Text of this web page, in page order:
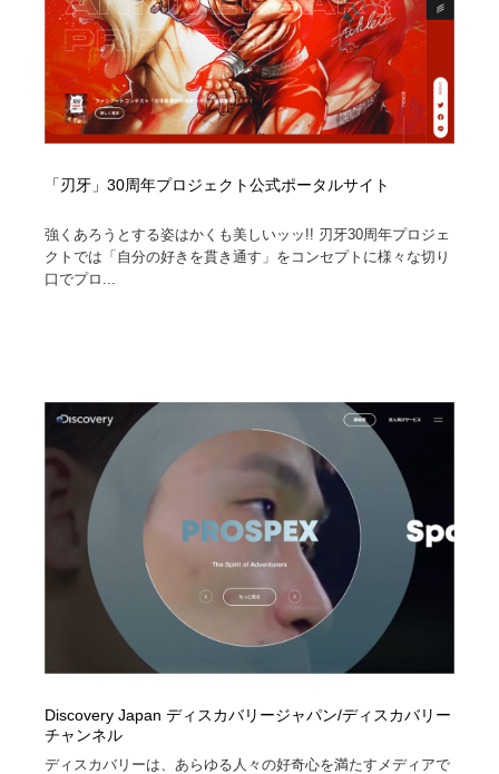
「刃牙」30周年プロジェクト公式ポータルサイト
強くあろうとする姿はかくも美しいッッ!! 刃牙30周年プロジェ
クトでは「自分の好きを貫き通す」をコンセプトに様々な切り
口でプロ...
Discovery Japan ディスカバリージャパン/ディスカバリー
チャンネル
ディスカバリーは、あらゆる人々の好奇心を満たすメディアで